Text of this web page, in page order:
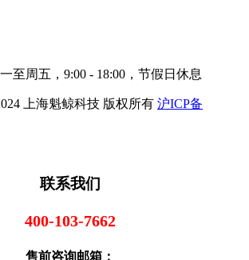
至周五，9:00 - 18:00，节假日休息
上海魁鲸科技 版权所有 沪ICP备
联系我们
400-103-7662
售前咨询邮箱：